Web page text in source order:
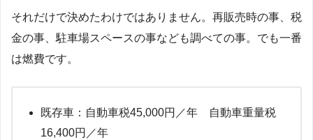
それだけで決めたわけではありません。再販売時の事、税
金の事、駐車場スペースの事なども調べての事。でも一番
は燃費です。
既存車：自動車税45,000円／年 自動車重量税
16,400円／年